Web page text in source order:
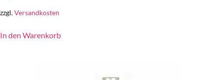
zzgl.Versandkosten
In den Warenkorb